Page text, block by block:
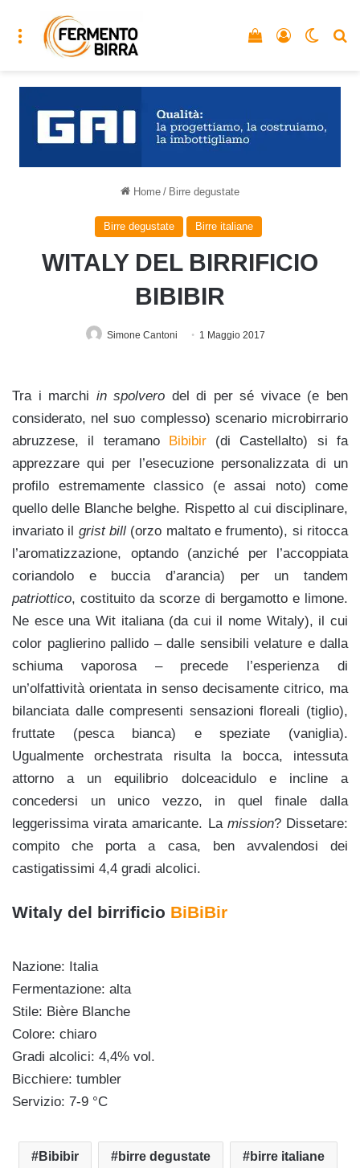
Menu Accedi
Vedi il carrello
Home / Birre degustate
Birre degustate Birre italiane
WITALY DEL BIRRIFICIO
BIBIBIR
Simone Cantoni 1 Maggio 2017
Tra i marchi in spolvero del di per sé vivace (e ben
considerato, nel suo complesso) scenario microbirrario
abruzzese, il teramano Bibibir(di Castellalto) si fa
apprezzare qui per l’esecuzione personalizzata di un
profilo estremamente classico (e assai noto) come
quello delle Blanche belghe. Rispetto al cui disciplinare,
invariato il grist bill (orzo maltato e frumento), si ritocca
l’aromatizzazione, optando (anziché per l’accoppiata
coriandolo e buccia d’arancia) per un tandem
patriottico, costituito da scorze di bergamotto e limone.
Ne esce una Wit italiana (da cui il nome Witaly), il cui
color paglierino pallido – dalle sensibili velature e dalla
schiuma vaporosa – precede l’esperienza di
un’olfattività orientata in senso decisamente citrico, ma
bilanciata dalle compresenti sensazioni floreali (tiglio),
fruttate (pesca bianca) e speziate (vaniglia).
Ugualmente orchestrata risulta la bocca, intessuta
attorno a un equilibrio dolceacidulo e incline a
concedersi un unico vezzo, in quel finale dalla
leggerissima virata amaricante. La mission? Dissetare:
compito che porta a casa, ben avvalendosi dei
castigatissimi 4,4 gradi alcolici.
Witaly del birrificio BiBiBir
Nazione: Italia
Fermentazione: alta
Stile: Bière Blanche
Colore: chiaro
Gradi alcolici: 4,4% vol.
Bicchiere: tumbler
Servizio: 7-9 °C
Bibibir birre degustate birre italiane